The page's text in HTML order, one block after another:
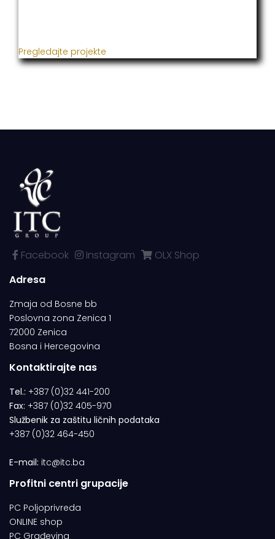
Pregledajte projekte
Facebook Instagram
OLX Shop
Adresa
Zmaja od Bosne bb
Poslovna zona Zenica 1
72000 Zenica
Bosna i Hercegovina
Kontaktirajte nas
Tel.: +387 (0)32 441-200
Fax: +387 (0)32 405-970
Službenik za zaštitu ličnih podataka
+387 (0)32 464-450
E-mail: itc@itc.ba
Profitni centri grupacije
PC Poljoprivreda
ONLINE shop
PC Građevina